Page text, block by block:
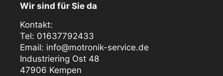
Wir sind für Sie da
Kontakt:
Tel: 01637792433
Email: info@motronik-service.de
Industriering Ost 48
47906 Kempen